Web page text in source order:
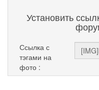
Установить
Ссылка с
тэгами на
фото :